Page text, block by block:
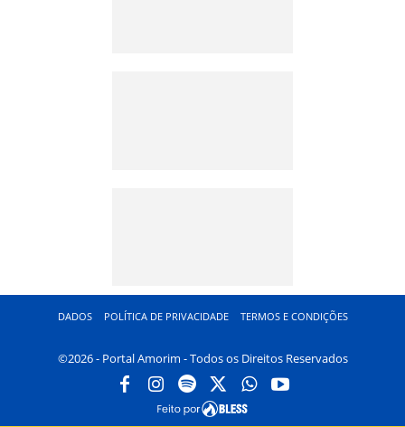
DADOS POLÍTICA DE PRIVACIDADE TERMOS E CONDIÇÕES
©2026 - Portal Amorim - Todos os Direitos Reservados